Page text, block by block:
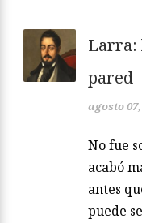
Larra:
pared
agosto 07,
No fue
acabó
antes
puede